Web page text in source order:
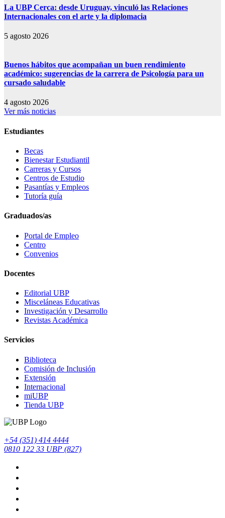
La UBP Cerca: desde Uruguay, vinculó las Relaciones
Internacionales con el arte y la diplomacia
5 agosto 2026
Buenos hábitos que acompañan un buen rendimiento
académico: sugerencias de la carrera de Psicología para un
cursado saludable
4 agosto 2026
Ver más noticias
Estudiantes
Becas
Bienestar Estudiantil
Carreras y Cursos
Centros de Estudio
Pasantías y Empleos
Tutoría guía
Graduados/as
Portal de Empleo
Centro
Convenios
Docentes
Editorial UBP
Misceláneas Educativas
Investigación y Desarrollo
Revistas Académica
Servicios
Biblioteca
Comisión de Inclusión
Extensión
Internacional
miUBP
Tienda UBP
+54 (351) 414 4444
0810 122 33 UBP (827)